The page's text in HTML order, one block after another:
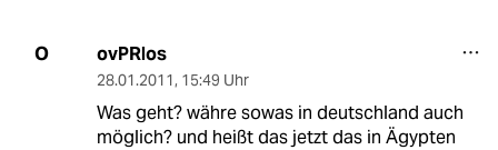
O ovPRlos
28.01.2011, 15:49 Uhr
Was geht? währe sowas in deutschland auch
möglich? und heißt das jetzt das in Ägypten